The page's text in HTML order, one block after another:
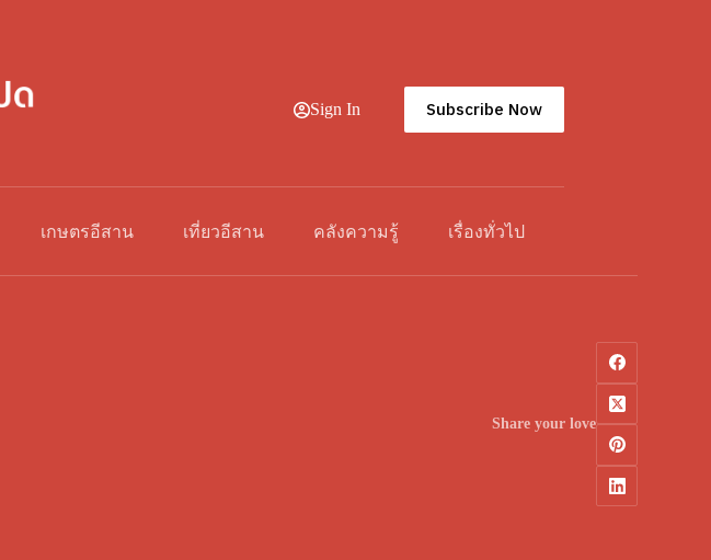
Sign In Subscribe Now
เกษตรอีสาน เที่ยวอีสาน คลังความรู้ เรื่องทั่วไป
Share your love